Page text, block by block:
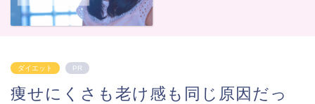
ダイエット PR
痩せにくさも老け感も同じ原因だっ